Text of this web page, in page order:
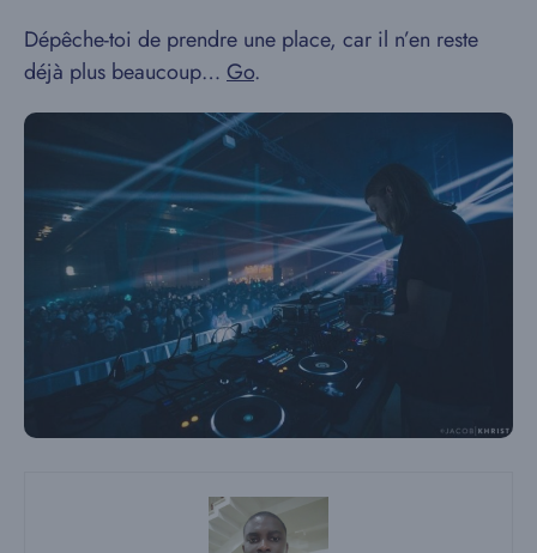
Dépêche-toi de prendre une place, car il n’en reste
déjà plus beaucoup… Go.